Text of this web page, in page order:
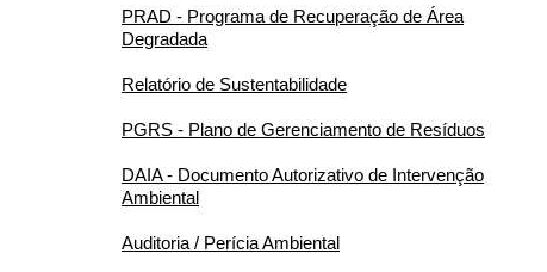
PRAD - Programa de Recuperação de Área
Degradada
Relatório de Sustentabilidade
PGRS - Plano de Gerenciamento de Resíduos
DAIA - Documento Autorizativo de Intervenção
Ambiental
Auditoria / Perícia Ambiental